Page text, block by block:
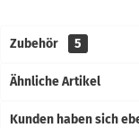
Zubehör 5
Ähnliche Artikel
Kunden haben sich